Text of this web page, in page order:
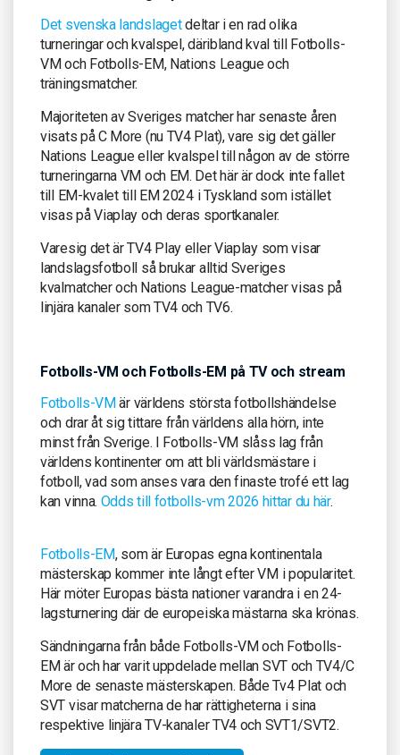
Det svenska landslagetdeltar i en rad olika
turneringar och kvalspel, däribland kval till Fotbolls-
VM och Fotbolls-EM, Nations League och
träningsmatcher.
Majoriteten av Sveriges matcher har senaste åren
visats på C More (nu TV4 Plat), vare sig det gäller
Nations League eller kvalspel till någon av de större
turneringarna VM och EM. Det här är dock inte fallet
till EM-kvalet till EM 2024 i Tyskland som istället
visas på Viaplay och deras sportkanaler.
Varesig det är TV4 Play eller Viaplay som visar
landslagsfotboll så brukar alltid Sveriges
kvalmatcher och Nations League-matcher visas på
linjära kanaler som TV4 och TV6.
Fotbolls-VM och Fotbolls-EM på TV och stream
Fotbolls-VMär världens största fotbollshändelse
och drar åt sig tittare från världens alla hörn, inte
minst från Sverige. I Fotbolls-VM slåss lag från
världens kontinenter om att bli världsmästare i
fotboll, vad som anses vara den finaste trofé ett lag
kan vinna. Odds till fotbolls-vm 2026 hittar du här.
Fotbolls-EM, som är Europas egna kontinentala
mästerskap kommer inte långt efter VM i popularitet.
Här möter Europas bästa nationer varandra i en 24-
lagsturnering där de europeiska mästarna ska krönas.
Sändningarna från både Fotbolls-VM och Fotbolls-
EM är och har varit uppdelade mellan SVT och TV4/C
More de senaste mästerskapen. Både Tv4 Plat och
SVT visar matcherna de har rättigheterna i sina
respektive linjära TV-kanaler TV4 och SVT1/SVT2.